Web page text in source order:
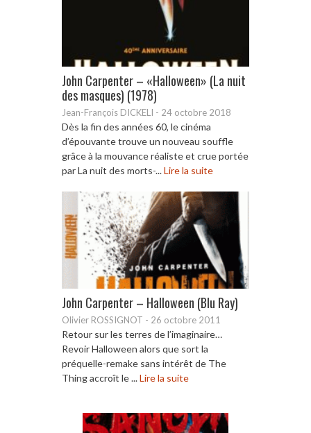
John Carpenter – «Halloween» (La nuit
des masques) (1978)
Jean-François DICKELI - 24 octobre 2018
Dès la fin des années 60, le cinéma
d’épouvante trouve un nouveau souffle
grâce à la mouvance réaliste et crue portée
par La nuit des morts-...Lire la suite
John Carpenter – Halloween (Blu Ray)
Olivier ROSSIGNOT - 26 octobre 2011
Retour sur les terres de l’imaginaire…
Revoir Halloween alors que sort la
préquelle-remake sans intérêt de The
Thing accroît le ...Lire la suite